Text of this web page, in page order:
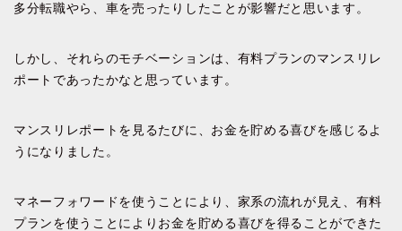
多分転職やら、車を売ったりしたことが影響だと思います。
しかし、それらのモチベーションは、有料プランのマンスリレ
ポートであったかなと思っています。
マンスリレポートを見るたびに、お金を貯める喜びを感じるよ
うになりました。
マネーフォワードを使うことにより、家系の流れが見え、有料
プランを使うことによりお金を貯める喜びを得ることができた